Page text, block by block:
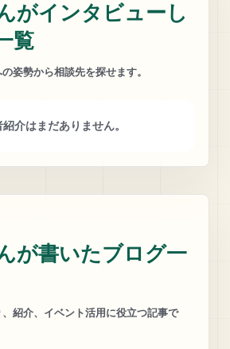
がインタビューし
覧
姿勢から相談先を探せます。
介はまだありません。
が書いたブログ一
紹介、イベント活用に役立つ記事で